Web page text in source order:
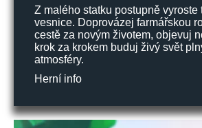
Z malého statku postupně vyroste
vesnice. Doprovázej farmářskou
cestě za novým životem, objevuj
krok za krokem buduj živý svět
atmosféry.
Herní info